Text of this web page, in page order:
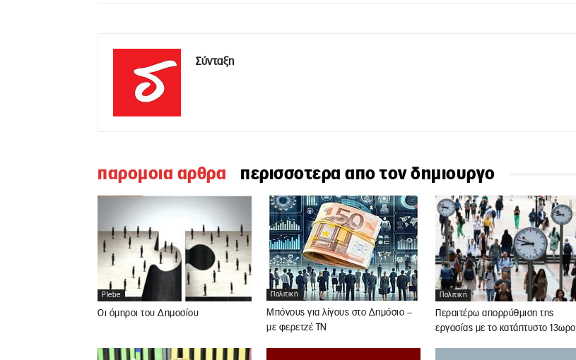
Σύνταξη
παρομοια αρθρα περισσοτερα απο τον δημιουργο
Plebe
Οι όμηροι του Δημοσίου
Πολιτική
Μπόνους για λίγους στο Δημόσιο –
με φερετζέ ΤΝ
Πολιτική
Περαιτέρω απορρύθμιση της
εργασίας με το κατάπτυστο 13ωρο